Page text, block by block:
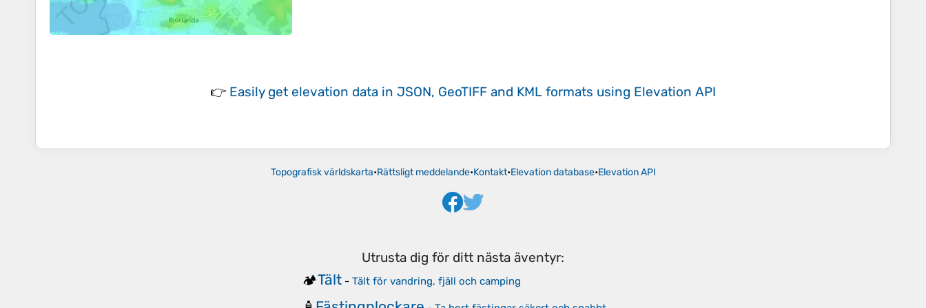
👉 Easily get elevation data in JSON, GeoTIFF and KML formats using Elevation API
Topografisk världskarta•Rättsligt meddelande•Kontakt•Elevation database•Elevation API
Utrusta dig för ditt nästa äventyr:
🏕️Tält - Tält för vandring, fjäll och camping